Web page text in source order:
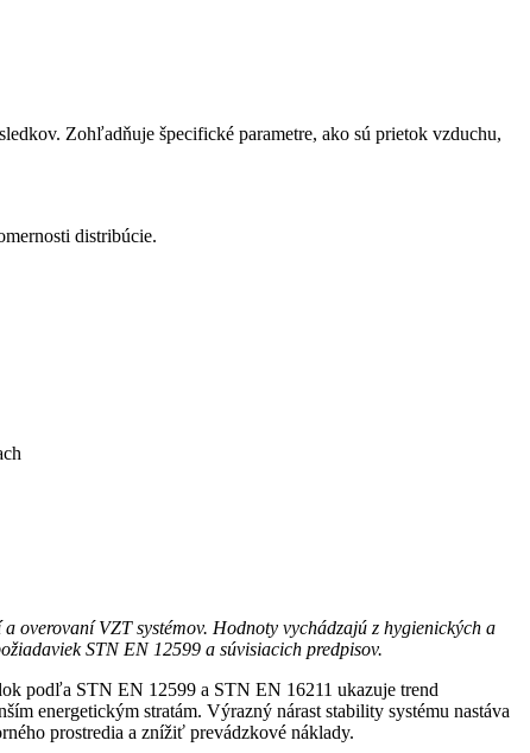
Zohľadňuje špecifické parametre, ako sú prietok vzduchu,
distribúcie.
VZT systémov. Hodnoty vychádzajú z hygienických a
STN EN 12599 a súvisiacich predpisov.